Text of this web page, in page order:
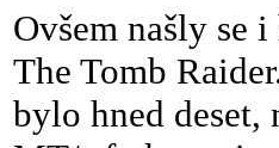
Ovšem našly se
The Tomb
bylo hned